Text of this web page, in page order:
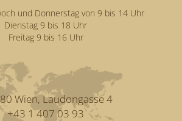
und Donnerstag von 9 bis 14 Uhr
Dienstag 9 bis 18 Uhr
Freitag 9 bis 16 Uhr
Wien, Laudongasse 4
+43 1 407 03 93